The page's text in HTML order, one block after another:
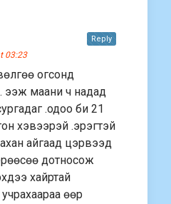
03:23
огсонд
ээж маани ч надад
.одоо би 21
хэвээрэй .эрэгтэй
айгаад цэрвээд
дотносож
хайртай
өөр
Reply